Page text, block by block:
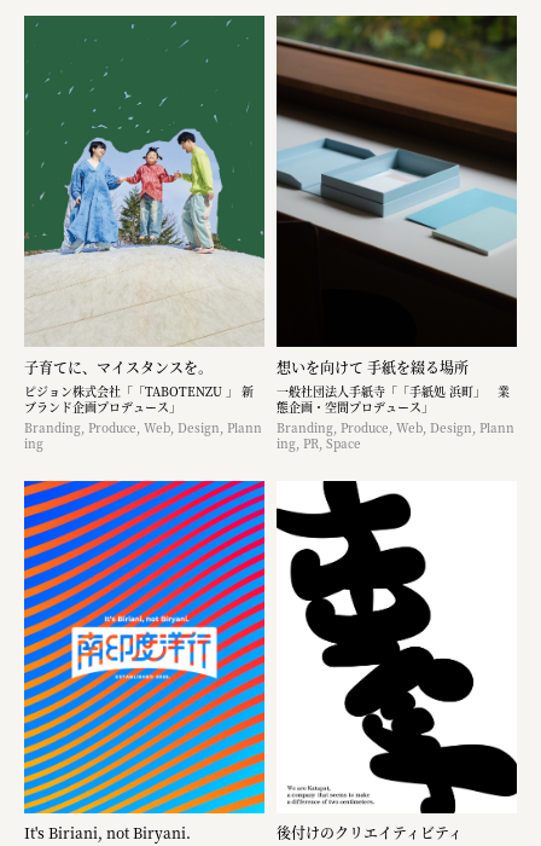
子育てに、マイスタンスを。
ピジョン株式会社「「TABOTENZU 」 新
ブランド企画プロデュース」
Branding, Produce, Web, Design, Plann
ing
想いを向けて 手紙を綴る場所
一般社団法人手紙寺「「手紙処 浜町」 業
態企画・空間プロデュース」
Branding, Produce, Web, Design, Plann
ing, PR, Space
It's Biriani, not Biryani. 後付けのクリエイティビティ